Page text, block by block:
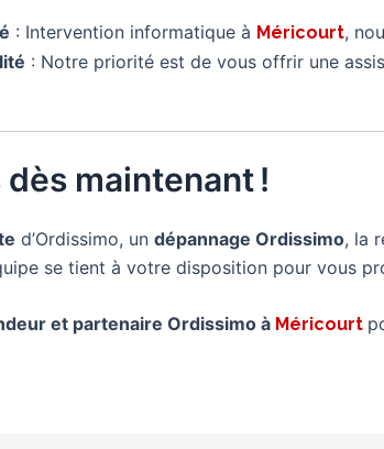
: Intervention informatique à Méricourt,
: Notre priorité est de vous offrir une
maintenant !
d’Ordissimo, un dépannage Ordissimo, la
se tient à votre disposition pour vous
et partenaire Ordissimo à Méricourt